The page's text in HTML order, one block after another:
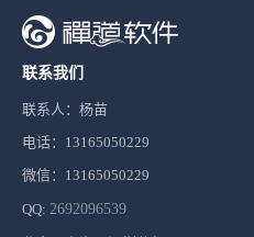
联系我们
联系人：杨苗
电话：13165050229
微信：13165050229
QQ: 2692096539